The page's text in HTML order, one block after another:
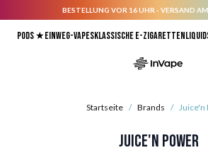
BESTELLUNG VOR 16 UHR - VERSAND AM
Pods ★Einweg-VapesKlassische E-Zigaretten
Startseite / Brands / Juice'n
Juice'n Power